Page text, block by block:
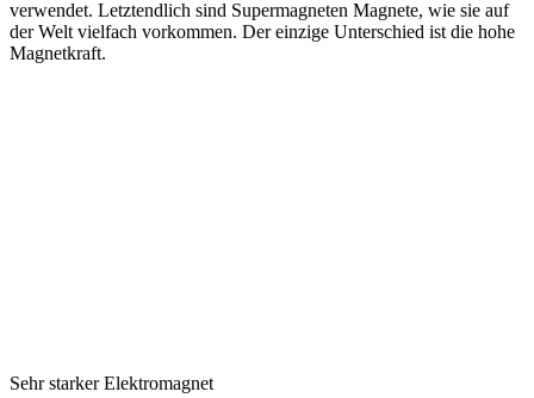
verwendet. Letztendlich sind Supermagneten Magnete, wie sie auf
der Welt vielfach vorkommen. Der einzige Unterschied ist die hohe
Magnetkraft.
Sehr starker Elektromagnet